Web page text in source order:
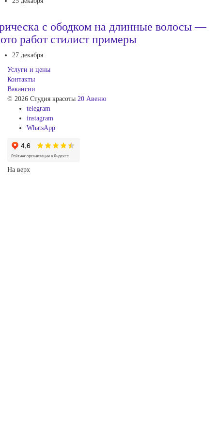
с ободком на длинные волосы —
работ стилист примеры
27 декабря
Услуги и цены
Контакты
Вакансии
© 2026 Студия красоты 20 Авеню
telegram
instagram
WhatsApp
На верх